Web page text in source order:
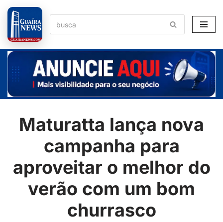
Pular
para
o
conteúdo
Maturatta lança nova
campanha para
aproveitar o melhor do
verão com um bom
churrasco